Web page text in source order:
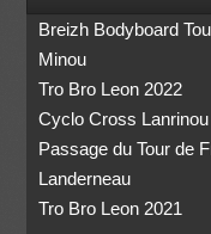
Breizh Bodyboard
Minou
Tro Bro Leon 2022
Cyclo Cross
Passage du Tour de
Landerneau
Tro Bro Leon 2021